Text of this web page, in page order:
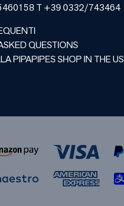
T +39 0332/743464
QUESTIONS
PIPAPIPES SHOP IN THE US